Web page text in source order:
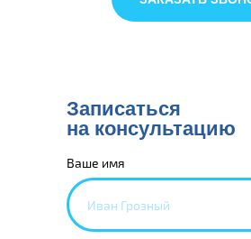
Ваше имя
Записаться
на консультацию